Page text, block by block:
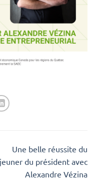
Une belle réussite du
du président avec
Alexandre Vézina